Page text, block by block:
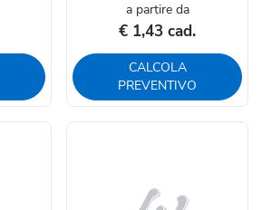
a partire da
€ 1,43 cad.
CALCOLA
PREVENTIVO